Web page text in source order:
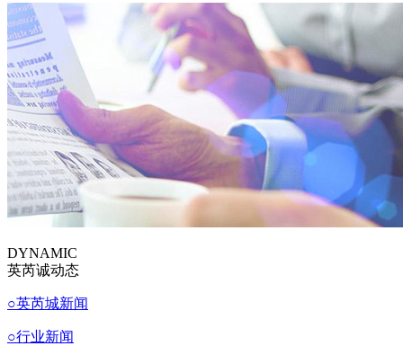
DYNAMIC
英芮诚动态
○英芮城新闻
○行业新闻